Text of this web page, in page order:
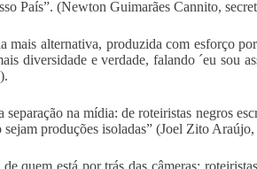
País”. (Newton Guimarães Cannito,
mais alternativa, produzida com esforço
diversidade e verdade, falando ´eu sou
separação na mídia: de roteiristas negros
produções isoladas” (Joel Zito Araújo,
quem está por trás das câmeras: